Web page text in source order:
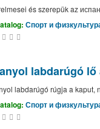
és szerepük az
Спорт и
labdarúgó lő
labdarúgó rúgja a kaput,
Спорт и